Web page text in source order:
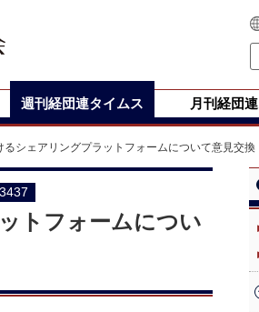
週刊経団連タイムス 月刊経団連
るシェアリングプラットフォームについて意見交換
トフォームについ